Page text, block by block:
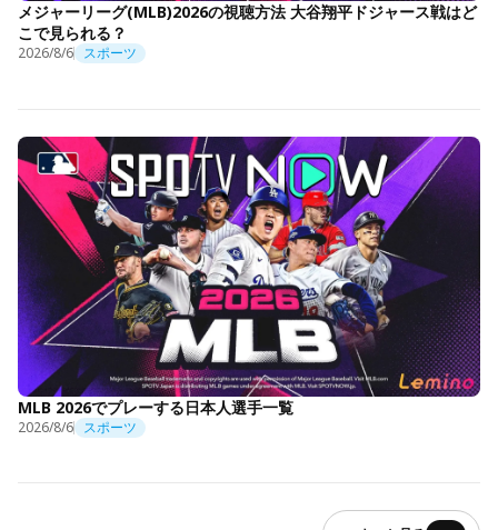
メジャーリーグ(MLB)2026の視聴方法 大谷翔平ドジャース戦はど
こで見られる？
2026/8/6 スポーツ
MLB 2026でプレーする日本人選手一覧
2026/8/6 スポーツ